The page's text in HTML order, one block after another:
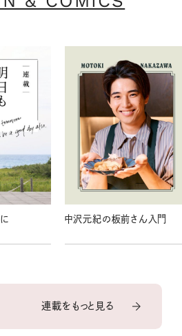
中沢元紀の板前さん入門
連載をもっと見る